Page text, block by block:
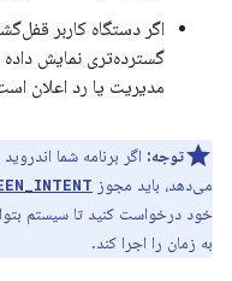
اگر دستگاه کاربر
گسترده‌تری نمایش
مدیریت یا رد اعلان
توجه:
می‌دهد، باید مجوز
خود درخواست کنید تا سیستم
به زمان را اجرا کند.